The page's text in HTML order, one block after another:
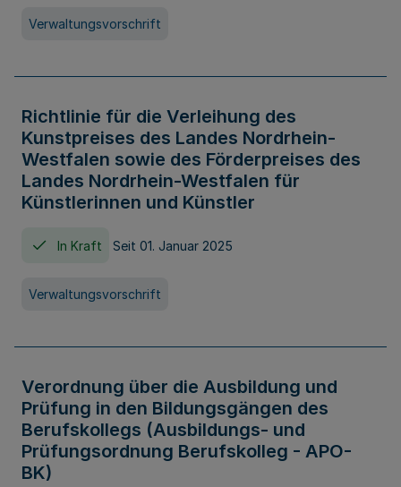
Verwaltungsvorschrift
Richtlinie für die Verleihung des
Kunstpreises des Landes Nordrhein-
Westfalen sowie des Förderpreises des
Landes Nordrhein-Westfalen für
Künstlerinnen und Künstler
In Kraft Seit 01. Januar 2025
Verwaltungsvorschrift
Verordnung über die Ausbildung und
Prüfung in den Bildungsgängen des
Berufskollegs (Ausbildungs- und
Prüfungsordnung Berufskolleg - APO-
BK)